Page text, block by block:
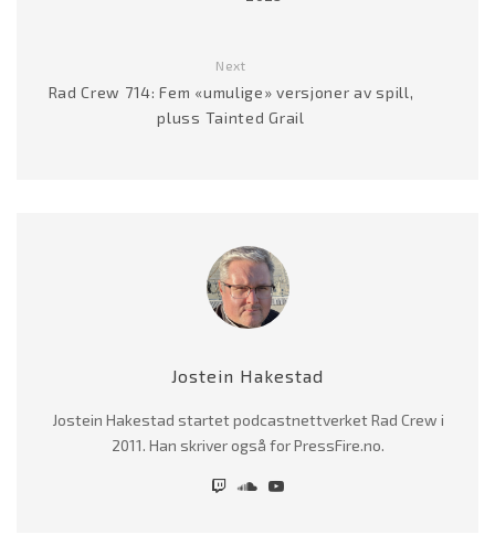
Next
Rad Crew 714: Fem «umulige» versjoner av spill,
pluss Tainted Grail
Jostein Hakestad
Jostein Hakestad startet podcastnettverket Rad Crew i
2011. Han skriver også for PressFire.no.